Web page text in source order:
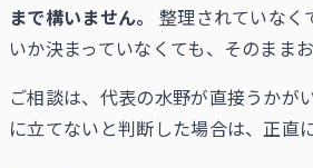
まで構いません。
整理されていなく
いか決まっていなくても、そのまま
ご相談は、代表の水野が直接うかが
に立てないと判断した場合は、正直